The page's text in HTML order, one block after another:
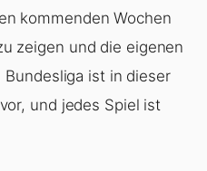
kommenden Wochen
zeigen und die eigenen
ist in dieser
und jedes Spiel ist